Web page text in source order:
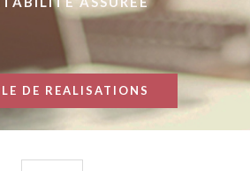
DE REALISATIONS